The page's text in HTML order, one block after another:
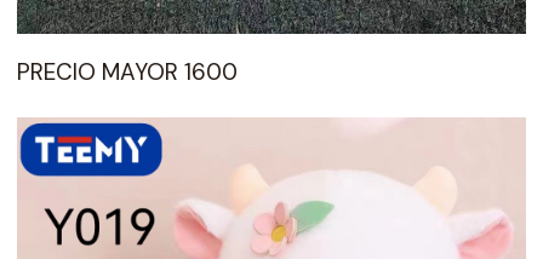
PRECIO MAYOR 1600